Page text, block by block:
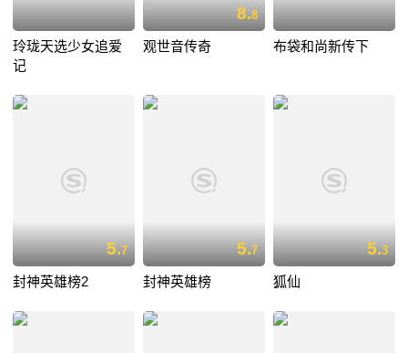
玲珑天选少女追爱
记
8.8
观世音传奇 布袋和尚新传下
5.7
封神英雄榜2
5.7
封神英雄榜
5.3
狐仙